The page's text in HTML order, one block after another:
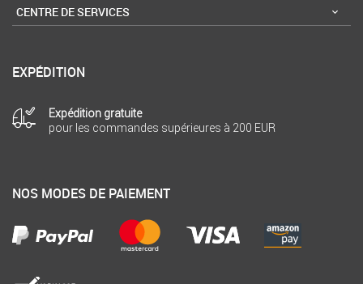
CENTRE DE SERVICES
EXPÉDITION
Expédition gratuite
pour les commandes supérieures à 200 EUR
NOS MODES DE PAIEMENT